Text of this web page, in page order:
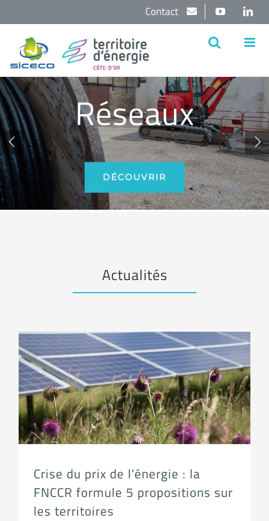
contenu
YouTube
Contact
Réseaux
DÉCOUVRIR
 
Actualités
Crise du prix de l’énergie : la
FNCCR formule 5 propositions sur
les territoires